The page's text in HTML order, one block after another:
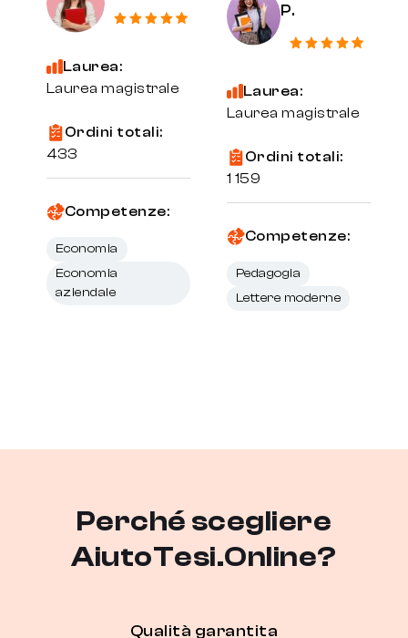
Laurea:
Laurea magistrale
Ordini totali:
433
Competenze:
Economia
Economia
aziendale
P.
Laurea:
Laurea magistrale
Ordini totali:
1 159
Competenze:
Pedagogia
Lettere moderne
Perché scegliere
AiutoTesi.Online?
Qualità garantita